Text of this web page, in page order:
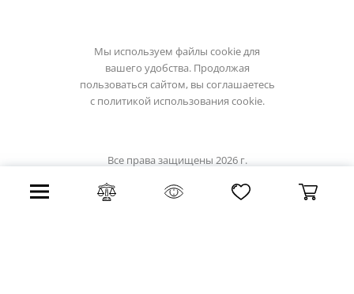
Мы используем файлы cookie для
вашего удобства. Продолжая
пользоваться сайтом, вы соглашаетесь
с политикой использования cookie.
Все права защищены 2026 г.